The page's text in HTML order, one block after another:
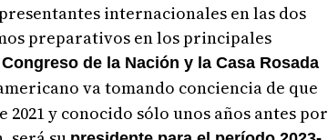
internacionales en las dos
preparativos en los principales
de la Nación y la Casa Rosada
va tomando conciencia de que
y conocido sólo unos años antes por